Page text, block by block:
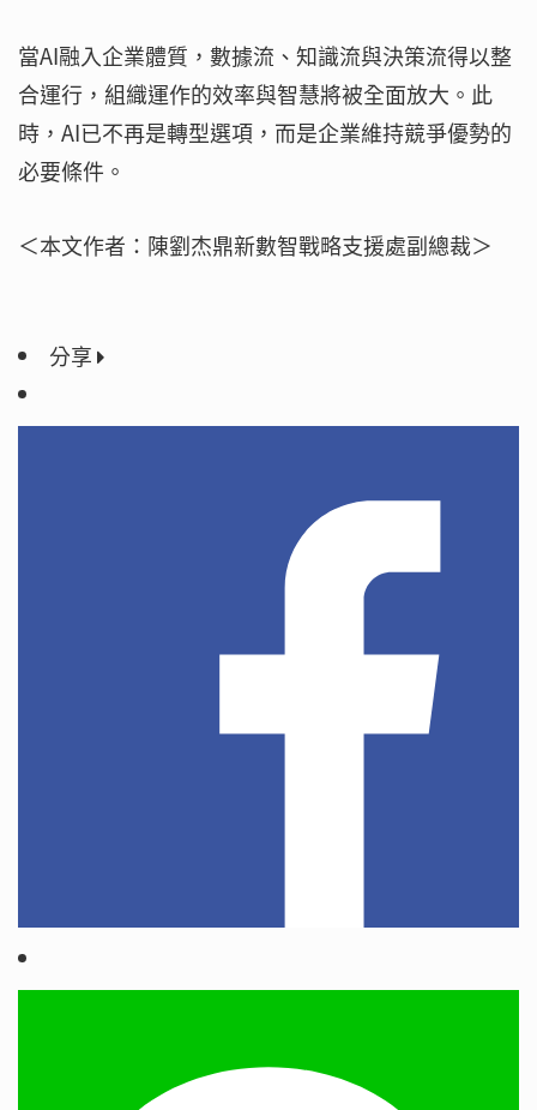
當AI融入企業體質，數據流、知識流與決策流得以整
合運行，組織運作的效率與智慧將被全面放大。此
時，AI已不再是轉型選項，而是企業維持競爭優勢的
必要條件。
＜本文作者：陳劉杰鼎新數智戰略支援處副總裁＞
分享